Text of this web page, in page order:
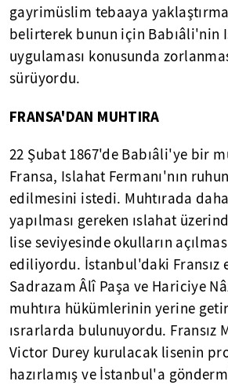
gayrimüslim tebaaya
belirterek bunun için Babıâli'nin
uygulaması konusunda
sürüyordu.
FRANSA'DAN MUHTIRA
22 Şubat 1867'de Babıâli'ye bir
Fransa, Islahat Fermanı'nın
edilmesini istedi. Muhtırada
yapılması gereken ıslahat
lise seviyesinde okulların
ediliyordu. İstanbul'daki Fransız
Sadrazam Âlî Paşa ve Hariciye
muhtıra hükümlerinin yerine
ısrarlarda bulunuyordu. Fransız
Victor Durey kurulacak lisenin
hazırlamış ve İstanbul'a